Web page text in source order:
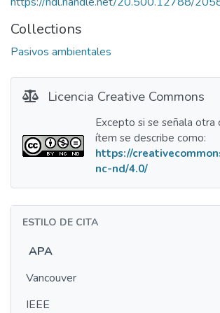
Collections
Pasivos ambientales
Licencia Creative Commons
Excepto si se señala otra
ítem se describe como:
https://
nc-nd/4.0/
ESTILO DE CITA
APA
Vancouver
IEEE